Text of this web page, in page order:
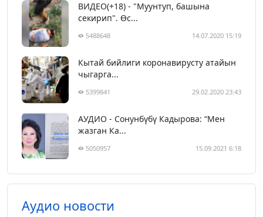
ВИДЕО(+18) - "Муунтуп, башына
секирип". Өс...
5488648 14.07.2020 15:19
Кытай бийлиги коронавирусту атайын
чыгарга...
5399841 29.02.2020 23:43
АУДИО - Сонунбүбү Кадырова: “Мен
жазган Ка...
5050957 15.09.2021 6:18
Аудио новости